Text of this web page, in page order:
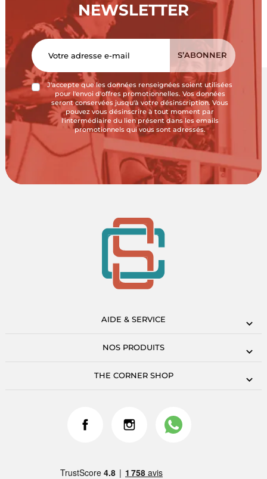
NEWSLETTER
J'accepte que les données renseignées soient utilisées
pour l'envoi d'offres promotionnelles. Vos données
seront conservées jusqu'à votre désinscription. Vous
pouvez vous désinscrire à tout moment par
l'intermédiaire du lien présent dans les emails
promotionnels qui vous sont adressés.
AIDE & SERVICE
NOS PRODUITS
THE CORNER SHOP